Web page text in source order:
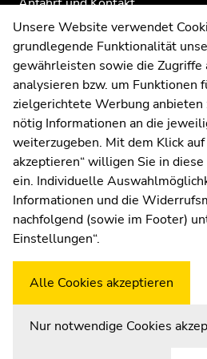
Dienstag,
18.
August
2026
Mittwoch,
26.
August
2026
Samstag,
29.
August
2026
Kommunikation und
Moodle
UNIGRAZonline
Impressum
Datenschutzerklärung
Cookie-Einstellungen
Barrierefreiheitserklärung
WetterstationUni Graz
Beginn des Seitenbereichs:
Unsere Website verwendet
grundlegende Funktionalität
gewährleisten sowie die Zugriffe
analysieren bzw. um Funktionen
zielgerichtete Werbung anbieten
nötig Informationen an die
weiterzugeben. Mit dem Klick
akzeptieren“ willigen Sie in
ein. Individuelle
Informationen und die
nachfolgend (sowie im Footer)
Einstellungen“.
Alle Cookies akzeptieren
Nur notwendige Cookies
Ende dieses Seitenbereichs. Zur